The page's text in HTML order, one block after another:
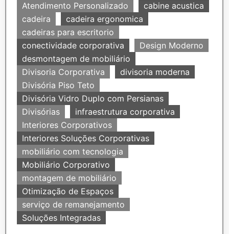
Atendimento Personalizado
cabine acustica
cadeira
cadeira ergonomica
cadeiras para escritorio
conectividade corporativa
Design Moderno
desmontagem de mobiliário
Divisoria Corporativa
divisoria moderna
Divisória Piso Teto
Divisória Vidro Duplo com Persianas
Divisórias
infraestrutura corporativa
Interiores Corporativos
Interiores Soluções Corporativas
mobiliário com tecnologia
Mobiliário Corporativo
montagem de mobiliário
Otimização de Espaços
serviço de remanejamento
Soluções Integradas